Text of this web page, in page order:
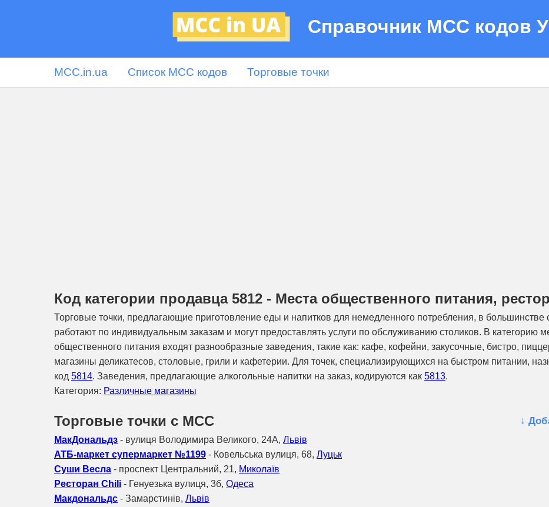
Справочник МСС кодов
MCC.in.ua Список MCC кодов Торговые точки
Код категории продавца 5812 - Места общественного питания,
Торговые точки, предлагающие приготовление еды и напитков для немедленного потребления, в большинстве
работают по индивидуальным заказам и могут предоставлять услуги по обслуживанию столиков. В категорию
общественного питания входят разнообразные заведения, такие как: кафе, кофейни, закусочные, бистро,
магазины деликатесов, столовые, грили и кафетерии. Для точек, специализирующихся на быстром питании,
код 5814. Заведения, предлагающие алкогольные напитки на заказ, кодируются как 5813.
Категория: Различные магазины
Торговые точки с МСС ↓
МакДональдз - вулиця Володимира Великого, 24А, Львів
АТБ-маркет супермаркет №1199 - Ковельська вулиця, 68, Луцьк
Суши Весла - проспект Центральний, 21, Миколаїв
Ресторан Chili - Генуезька вулиця, 3б, Одеса
Макдональдс - Замарстинів, Львів